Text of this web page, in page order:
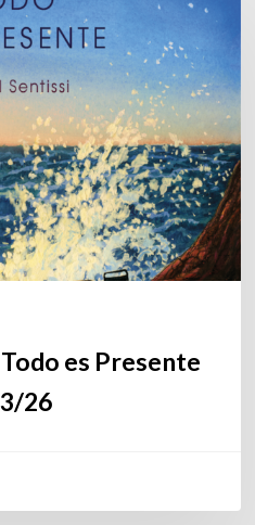
es Presente
26